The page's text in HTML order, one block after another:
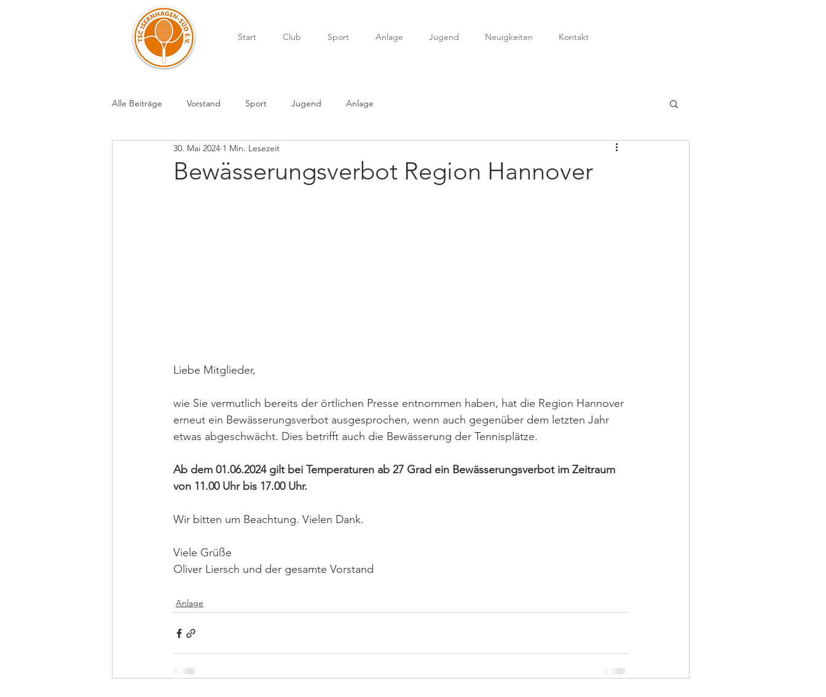
Start Club Sport Anlage Jugend Neuigkeiten Kontakt
Alle Beiträge Vorstand Sport Jugend Anlage
Bewässerungsverbot Region Hannover
30. Mai 2024 1 Min. Lesezeit
Liebe Mitglieder,
wie Sie vermutlich bereits der örtlichen Presse entnommen haben, hat die Region Hannover
erneut ein Bewässerungsverbot ausgesprochen, wenn auch gegenüber dem letzten Jahr
etwas abgeschwächt. Dies betrifft auch die Bewässerung der Tennisplätze.
Ab dem 01.06.2024 gilt bei Temperaturen ab 27 Grad ein Bewässerungsverbot im Zeitraum
von 11.00 Uhr bis 17.00 Uhr.
Wir bitten um Beachtung. Vielen Dank.
Viele Grüße
Oliver Liersch und der gesamte Vorstand
Anlage